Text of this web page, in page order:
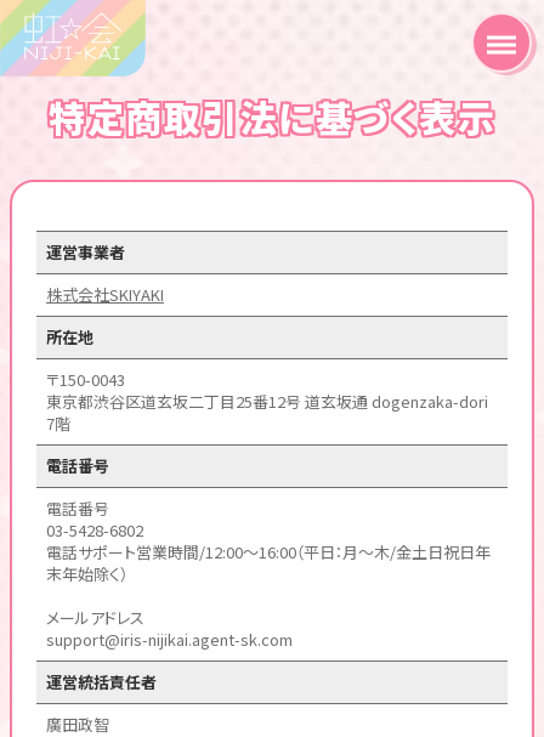
特定商取引法に基づく表示
運営事業者
株式会社SKIYAKI
所在地
〒150-0043
東京都渋谷区道玄坂二丁目25番12号 道玄坂通 dogenzaka-dori
7階
電話番号
電話番号
03-5428-6802
電話サポート営業時間/12:00〜16:00（平日：月～木/金土日祝日年
末年始除く）
メールアドレス
support@iris-nijikai.agent-sk.com
運営統括責任者
廣田政智